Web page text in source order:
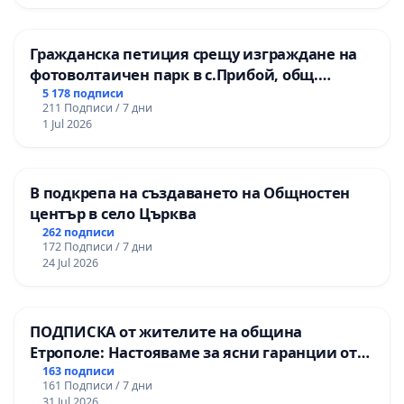
Често въпреки извършените оперативно-
издирвателни мероприятия не се стига до
разкриване на извършител поради което,
периода до изтичане на абсолютната давност за
наказателно преследване.
В други случаи, въпреки вероятността да бъде
открит извършител, Прокуратурата преценява,
Следва да се има предвид, че подбраните
примери са показателни, тъй като илюстрират
проблем, който обхваща повече от един аспекта
Гражданска петиция срещу изграждане на
фотоволтаичен парк в с.Прибой, общ.
Радомир
5 178 подписи
211 Подписи / 7 дни
1 Jul 2026
В подкрепа на създаването на Общностен
център в село Църква
262 подписи
172 Подписи / 7 дни
24 Jul 2026
ПОДПИСКА от жителите на община
Етрополе: Настояваме за ясни гаранции от
“Елаците-МЕД” АД и от държавата, че ще се
изпълнят всички екологични норми!
163 подписи
161 Подписи / 7 дни